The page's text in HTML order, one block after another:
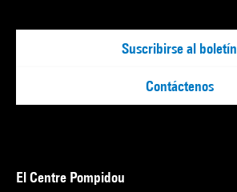
Suscribirse al boletín
Contáctenos
El Centre Pompidou